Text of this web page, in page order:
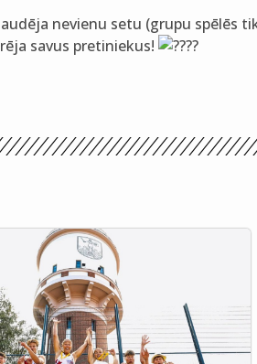
nevienu setu (grupu spēlēs
savus pretiniekus!